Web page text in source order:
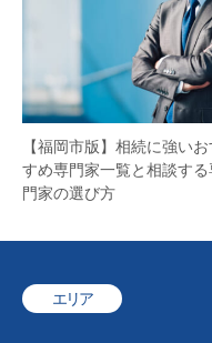
【福岡市版】相続に強いお
すめ専門家一覧と相談す
門家の選び方
エリア